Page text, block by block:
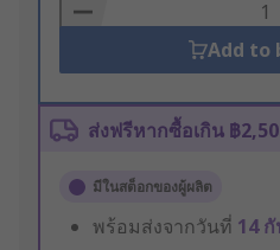
Basket
Add to
ส่งฟรีหากซื้อเกิน ฿
มีในสต็อกของผู้ผลิต
พร้อมส่งจากวันที่ 14